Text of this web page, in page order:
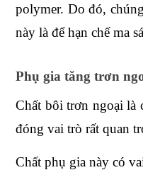
polymer. Do đó,
này là để hạn chế ma
Phụ gia tăng trơn
Chất bôi trơn ngoại là
đóng vai trò rất quan
Chất phụ gia này có